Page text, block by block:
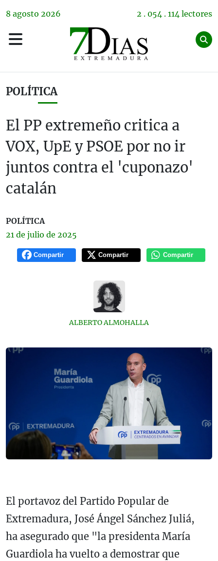
8 agosto 2026 2 . 054 . 114 lectores
POLÍTICA
El PP extremeño critica a
VOX, UpE y PSOE por no ir
juntos contra el 'cuponazo'
catalán
POLÍTICA
21 de julio de 2025
Compartir Compartir Compartir
ALBERTO ALMOHALLA
El portavoz del Partido Popular de
Extremadura, José Ángel Sánchez Juliá,
ha asegurado que "la presidenta María
Guardiola ha vuelto a demostrar que